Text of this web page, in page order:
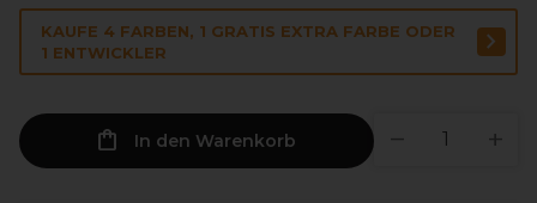
KAUFE 4 FARBEN, 1 GRATIS EXTRA FARBE ODER
1 ENTWICKLER
In den Warenkorb